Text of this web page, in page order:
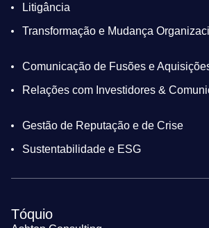
Litigância
Transformação e Mudança
Comunicação de Fusões e
Relações com Investidores &
Gestão de Reputação e de Crise
Sustentabilidade e ESG
Tóquio